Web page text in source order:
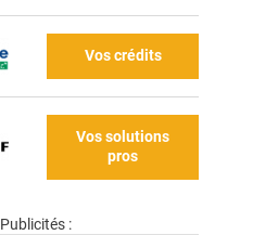
Vos crédits
Vos solutions
pros
Publicités :